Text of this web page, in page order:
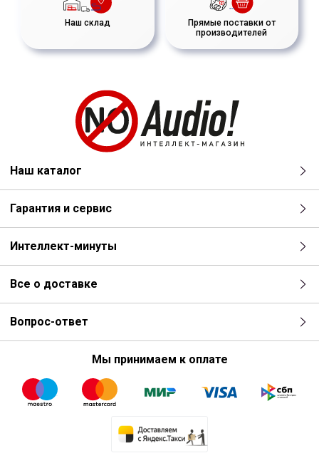
Наш склад
Прямые поставки от
производителей
Наш каталог
Гарантия и сервис
Интеллект-минуты
Все о доставке
Вопрос-ответ
Мы принимаем к оплате